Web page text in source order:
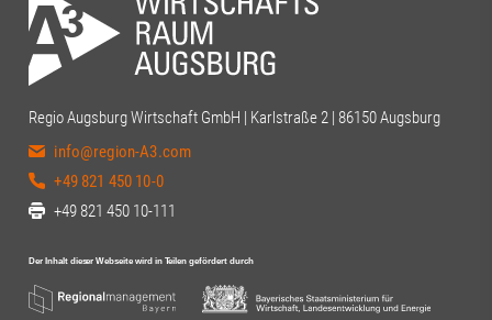
Regio Augsburg Wirtschaft GmbH | Karlstraße 2 | 86150 Augsburg
info@region-A3.com
+49 821 450 10-0
+49 821 450 10-111